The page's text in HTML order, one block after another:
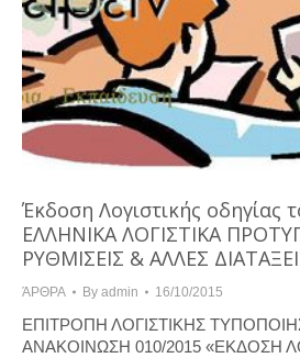
Έκδοση Λογιστικής οδηγίας
ΕΛΛΗΝΙΚΑ ΛΟΓΙΣΤΙΚΑ
ΡΥΘΜΙΣΕΙΣ & ΑΛΛΕΣ
ΆΡΘΡΑ By admin 16/10/2015
ΕΠΙΤΡΟΠΗ ΛΟΓΙΣΤΙΚΗΣ
ΑΝΑΚΟΙΝΩΣΗ 010/2015 «ΕΚΔΟΣΗ